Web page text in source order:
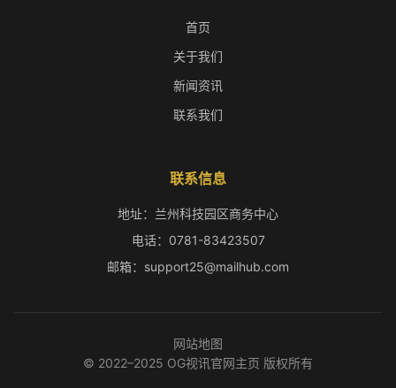
首页
关于我们
新闻资讯
联系我们
联系信息
地址：兰州科技园区商务中心
电话：0781-83423507
邮箱：support25@mailhub.com
网站地图
© 2022–2025 OG视讯官网主页 版权所有